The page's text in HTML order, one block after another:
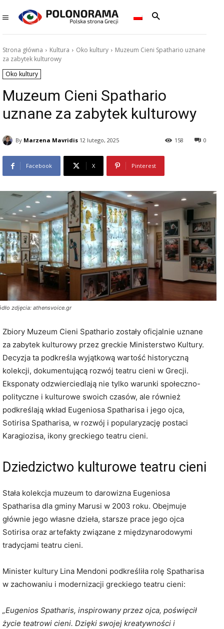
Strona główna Kultura Oko kultury
Muzeum Cieni Spathario uznane
za zabytek kulturowy
Oko kultury
Muzeum Cieni Spathario
uznane za zabytek kulturowy
By Marzena Mavridis 12 lutego, 2025 0
158
Facebook X Pinterest
zdjęcia: athensvoice.gr
Zbiory Muzeum Cieni Spathario zostały oficjalnie uznane
za zabytek kulturowy przez greckie Ministerstwo Kultury.
Decyzja ta podkreśla wyjątkową wartość historyczną
kolekcji, dokumentującą rozwój teatru cieni w Grecji.
Eksponaty odzwierciedlają nie tylko warunki społeczno-
polityczne i kulturowe swoich czasów, ale również
podkreślają wkład Eugeniosa Spatharisa i jego ojca,
Sotirisa Spatharisa, w rozwój i popularyzację postaci
Karagiozisa, ikony greckiego teatru cieni.
Dziedzictwo kulturowe teatru cieni
Stała kolekcja muzeum to darowizna Eugeniosa
Spatharisa dla gminy Marusi w 2003 roku. Obejmuje
głównie jego własne dzieła, starsze prace jego ojca
Sotirisa oraz artefakty związane z międzynarodowymi
tradycjami teatru cieni.
Minister kultury Lina Mendoni podkreśliła rolę Spatharisa
w zachowaniu i modernizacji greckiego teatru cieni:
„Eugenios Spatharis, inspirowany przez ojca, poświęcił
życie teatrowi cieni. Dzięki swojej kreatywności i